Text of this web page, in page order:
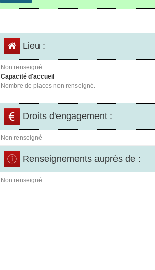
Lieu :
Non renseigné.
Capacité d'accueil
Nombre de places non renseigné.
Droits d'engagement :
Non renseigné
Renseignements auprès de :
Non renseigné